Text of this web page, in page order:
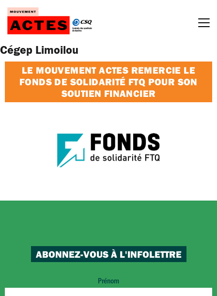
Passer
contenu
Cégep Limoilou
LE MOUVEMENT ACTES REMERCIE LE
FONDS DE SOLIDARITÉ FTQ POUR SON
SOUTIEN FINANCIER
ABONNEZ-VOUS À L'INFOLETTRE
Prénom